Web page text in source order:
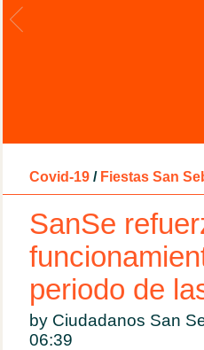
Covid-19 / Fiestas San
SanSe
periodo de
by Ciudadanos San
06:39